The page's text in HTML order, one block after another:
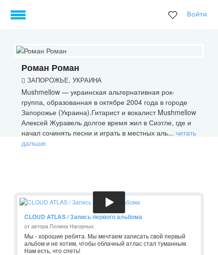
Войти
Роман Роман
ЗАПОРОЖЬЕ, УКРАИНА
Mushmellow — украинская альтернативная рок-
группа, образованная в октябре 2004 года в городе
Запорожье (Украина).Гитарист и вокалист Mushmellow
Алексей Журавель долгое время жил в Сиэтле, где и
начал сочинять песни и играть в местных аль... читать
дальше
CLOUD ATLAS / Запись первого альбома
от автора Полина Нагорных
Мы - хорошие ребята. Мы мечтаем записать свой первый
альбом и не хотим, чтобы облачный атлас стал туманным.
Нам есть, что спеть!